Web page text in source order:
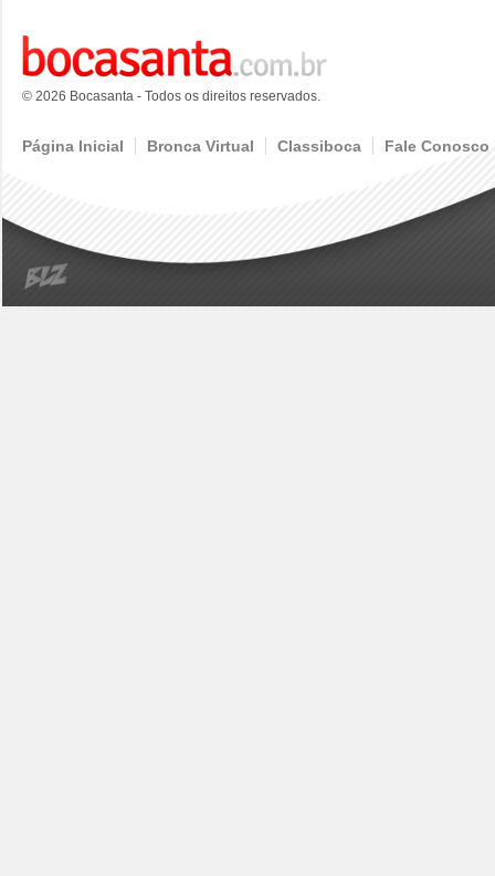
© 2026 Bocasanta - Todos os direitos reservados.
Página Inicial Bronca Virtual Classiboca Fale Conosco